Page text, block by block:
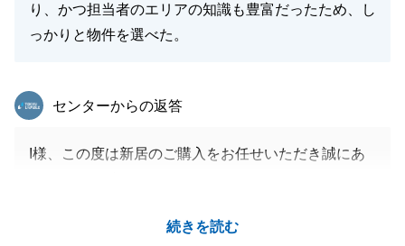
り、かつ担当者のエリアの知識も豊富だったため、し
っかりと物件を選べた。
続きを読む
東急リバブル
センターからの返答
I様、この度は新居のご購入をお任せいただき誠にあ
見つかったこと、私自身も大変嬉しく思います。